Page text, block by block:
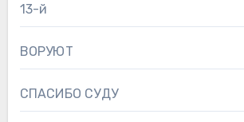
13-й
ВОРУЮТ
СПАСИБО СУДУ